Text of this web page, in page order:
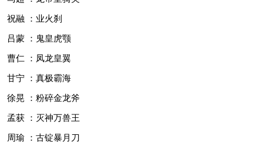
祝融 ：业火刹
吕蒙 ：鬼皇虎颚
曹仁 ：凤龙皇翼
甘宁 ：真极霸海
徐晃 ：粉碎金龙斧
孟获 ：灭神万兽王
周瑜 ：古锭暴月刀